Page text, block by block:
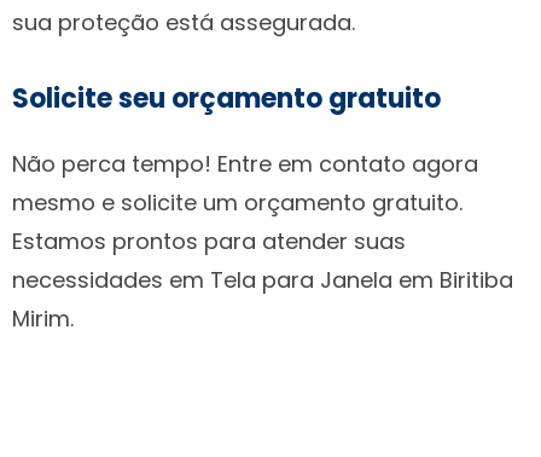
sua proteção está assegurada.
Solicite seu orçamento gratuito
Não perca tempo! Entre em contato agora
mesmo e solicite um orçamento gratuito.
Estamos prontos para atender suas
necessidades em Tela para Janela em Biritiba
Mirim.